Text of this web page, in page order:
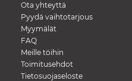
Ota yhteyttä
Pyydä vaihtotarjous
Myymälät
FAQ
Meille töihin
Toimitusehdot
Tietosuojaseloste